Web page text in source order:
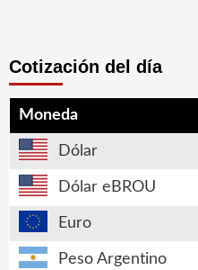
Cotización del día
Moneda
Dólar
Dólar eBROU
Euro
Peso Argentino